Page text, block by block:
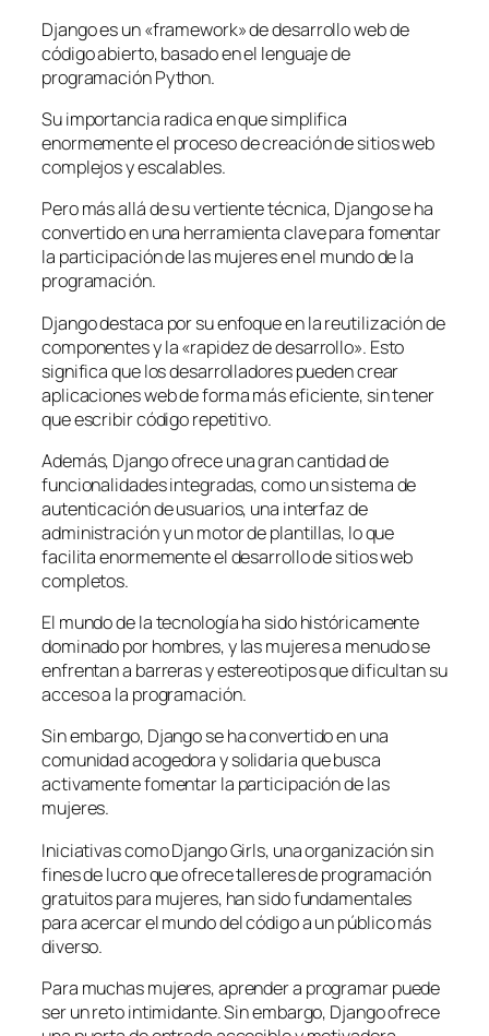
Django es un «framework» de desarrollo web de
código abierto, basado en el lenguaje de
programación Python.
Su importancia radica en que simplifica
enormemente el proceso de creación de sitios web
complejos y escalables.
Pero más allá de su vertiente técnica, Django se ha
convertido en una herramienta clave para fomentar
la participación de las mujeres en el mundo de la
programación.
Django destaca por su enfoque en la reutilización de
componentes y la «rapidez de desarrollo». Esto
significa que los desarrolladores pueden crear
aplicaciones web de forma más eficiente, sin tener
que escribir código repetitivo.
Además, Django ofrece una gran cantidad de
funcionalidades integradas, como un sistema de
autenticación de usuarios, una interfaz de
administración y un motor de plantillas, lo que
facilita enormemente el desarrollo de sitios web
completos.
El mundo de la tecnología ha sido históricamente
dominado por hombres, y las mujeres a menudo se
enfrentan a barreras y estereotipos que dificultan su
acceso a la programación.
Sin embargo, Django se ha convertido en una
comunidad acogedora y solidaria que busca
activamente fomentar la participación de las
mujeres.
Iniciativas como Django Girls, una organización sin
fines de lucro que ofrece talleres de programación
gratuitos para mujeres, han sido fundamentales
para acercar el mundo del código a un público más
diverso.
Para muchas mujeres, aprender a programar puede
ser un reto intimidante. Sin embargo, Django ofrece